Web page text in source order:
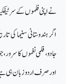
نے اپنی فلموں کے
اگر ہندوستانی سنیما کی
جادو، فلمی نغموں کا
اورصرف اردو زبان ہی